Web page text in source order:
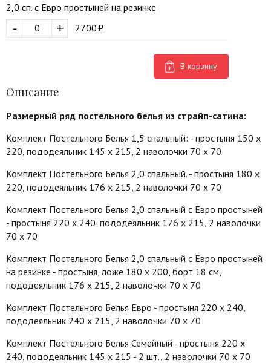
2,0 сп. с Евро простыней на резинке
+
- 2700
В корзину
Описание
Размерный ряд постельного белья из страйп-сатина:
Комплект Постельного Белья 1,5 спальный: - простыня 150 х
220, пододеяльник 145 х 215, 2 наволочки 70 х 70
Комплект Постельного Белья 2,0 спальный. - простыня 180 х
220, пододеяльник 176 х 215, 2 наволочки 70 х 70
Комплект Постельного Белья 2,0 спальный с Евро простыней
- простыня 220 х 240, пододеяльник 176 х 215, 2 наволочки
70 х 70
Комплект Постельного Белья 2,0 спальный с Евро простыней
на резинке - простыня, ложе 180 х 200, борт 18 см,
пододеяльник 176 х 215, 2 наволочки 70 х 70
Комплект Постельного Белья Евро - простыня 220 х 240,
пододеяльник 240 х 215, 2 наволочки 70 х 70
Комплект Постельного Белья Семейный - простыня 220 х
240, пододеяльник 145 х 215 - 2 шт., 2 наволочки 70 х 70